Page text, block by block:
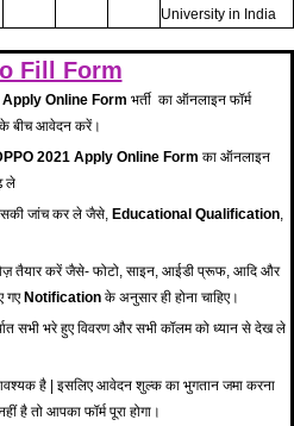
University in India
Fill Form
Online Form भर्ती का ऑनलाइन फॉर्म
के बीच आवेदन करें।
2021 Apply Online Form का ऑनलाइन
ले
जांच कर ले जैसे, Educational Qualification,
तैयार करें जैसे- फोटो, साइन, आईडी प्रूफ, आदि और
गएNotification के अनुसार ही होना चाहिए।
सभी भरे हुए विवरण और सभी कॉलम को ध्यान से देख ले
है | इसलिए आवेदन शुल्क का भुगतान जमा करना
तो आपका फॉर्म पूरा होगा।